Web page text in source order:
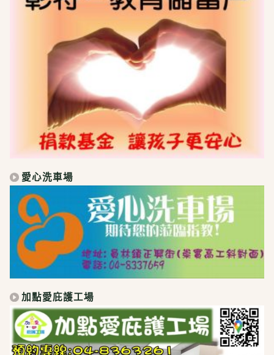
愛心洗車場
加點愛庇護工場